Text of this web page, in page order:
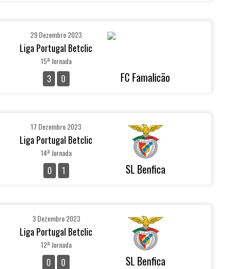
29 Dezembro 2023
Liga Portugal Betclic
15ª Jornada
3 0 FC Famalicão
17 Dezembro 2023
Liga Portugal Betclic
14ª Jornada
0 1 SL Benfica
3 Dezembro 2023
Liga Portugal Betclic
12ª Jornada
0 0 SL Benfica